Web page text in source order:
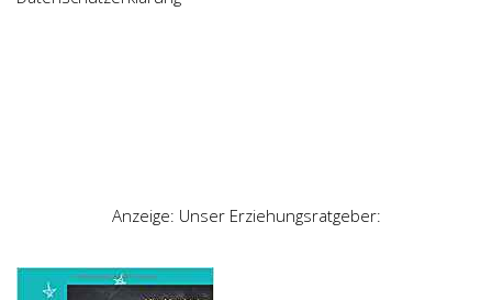
Anzeige: Unser Erziehungsratgeber: